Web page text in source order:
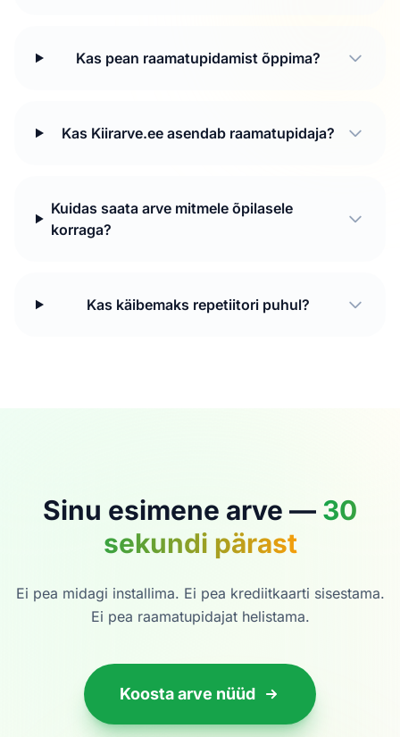
Kas pean raamatupidamist õppima?
Kas Kiirarve.ee asendab raamatupidaja?
Kuidas saata arve mitmele õpilasele
korraga?
Kas käibemaks repetiitori puhul?
Sinu esimene arve — 30
sekundi pärast
Ei pea midagi installima. Ei pea krediitkaarti sisestama.
Ei pea raamatupidajat helistama.
Koosta arve nüüd